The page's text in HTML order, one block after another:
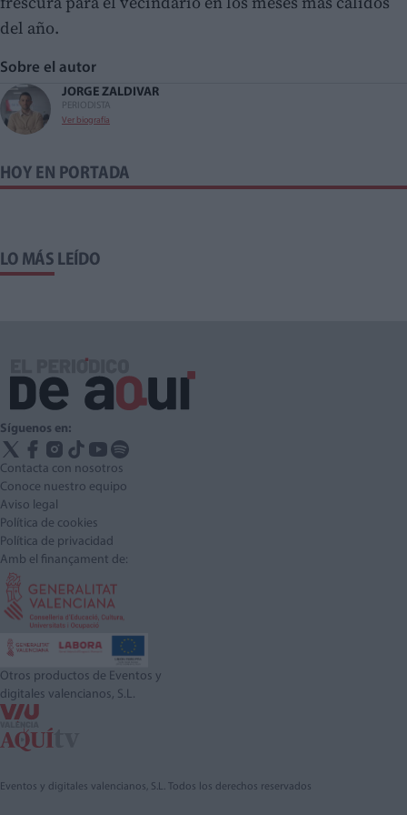
del año.
Sobre el autor
JORGE ZALDIVAR
PERIODISTA
Ver biografía
HOY EN PORTADA
LO MÁS LEÍDO
Síguenos en:
Contacta con nosotros
Conoce nuestro equipo
Aviso legal
Política de cookies
Política de privacidad
Amb el finançament de:
Otros productos de Eventos y
digitales valencianos, S.L.
Eventos y digitales valencianos, S.L. Todos los derechos reservados